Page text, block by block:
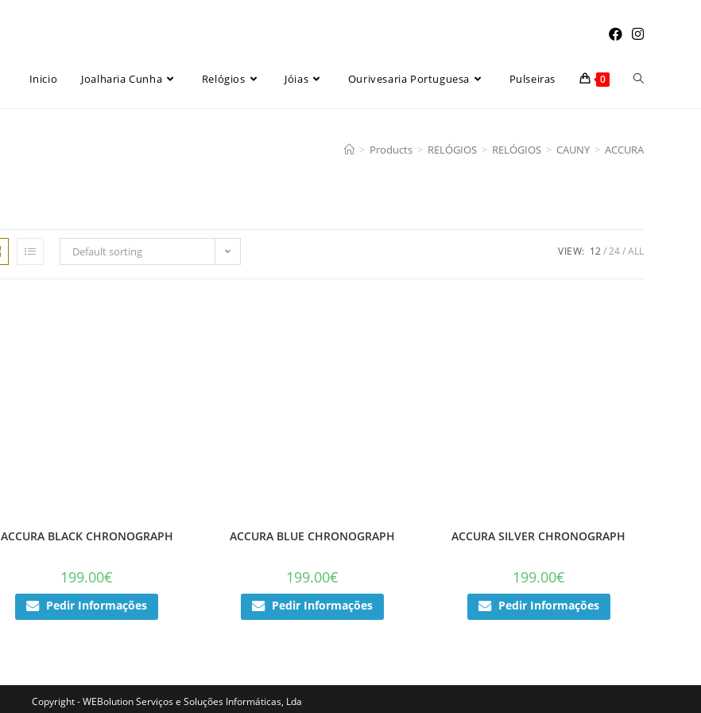
Inicio Joalharia Cunha Relógios Jóias Ourivesaria Portuguesa Pulseiras 0 Toggle
> Products > RELÓGIOS > RELÓGIOS > CAUNY > ACCURA
Default sorting VIEW: 12 24 ALL
ACCURA BLACK CHRONOGRAPH
199.00€
Pedir Informações
ACCURA BLUE CHRONOGRAPH
199.00€
Pedir Informações
ACCURA SILVER CHRONOGRAPH
199.00€
Pedir Informações
Copyright - WEBolution Serviços e Soluções Informáticas, Lda